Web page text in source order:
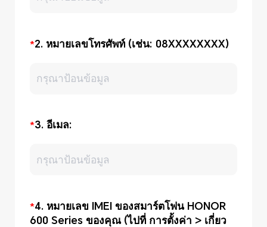
2. หมายเลขโทรศัพท์ (เช่น: 08XXXXXXXX)
3. อีเมล:
4. หมายเลข IMEI ของสมาร์ตโฟน HONOR
600 Series ของคุณ (ไปที่ การตั้งค่า > เกี่ยว